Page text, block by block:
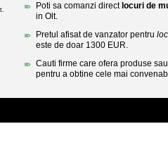
Poti sa comanzi direct locuri de
in Olt.
Pretul afisat de vanzator pentru
este de doar 1300 EUR.
Cauti firme care ofera produse
pentru a obtine cele mai